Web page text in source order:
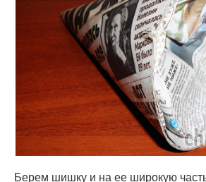
Берем шишку и на ее широкую